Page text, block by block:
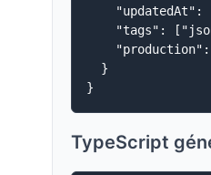
"updatedAt":
"tags":
  }
TypeScript